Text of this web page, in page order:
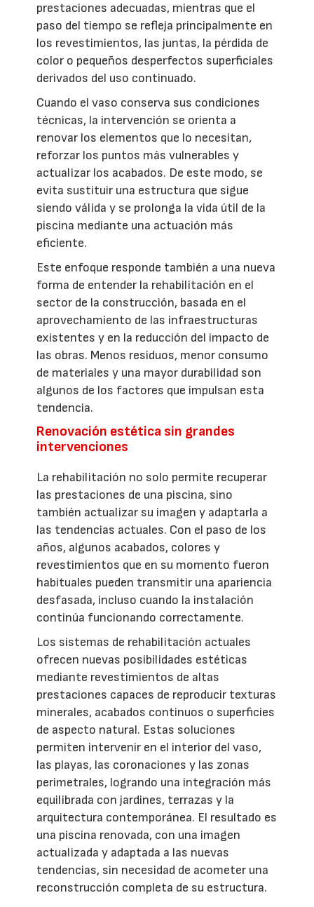
prestaciones adecuadas, mientras que el
paso del tiempo se refleja principalmente en
los revestimientos, las juntas, la pérdida de
color o pequeños desperfectos superficiales
derivados del uso continuado.
Cuando el vaso conserva sus condiciones
técnicas, la intervención se orienta a
renovar los elementos que lo necesitan,
reforzar los puntos más vulnerables y
actualizar los acabados. De este modo, se
evita sustituir una estructura que sigue
siendo válida y se prolonga la vida útil de la
piscina mediante una actuación más
eficiente.
Este enfoque responde también a una nueva
forma de entender la rehabilitación en el
sector de la construcción, basada en el
aprovechamiento de las infraestructuras
existentes y en la reducción del impacto de
las obras. Menos residuos, menor consumo
de materiales y una mayor durabilidad son
algunos de los factores que impulsan esta
tendencia.
Renovación estética sin grandes
intervenciones
La rehabilitación no solo permite recuperar
las prestaciones de una piscina, sino
también actualizar su imagen y adaptarla a
las tendencias actuales. Con el paso de los
años, algunos acabados, colores y
revestimientos que en su momento fueron
habituales pueden transmitir una apariencia
desfasada, incluso cuando la instalación
continúa funcionando correctamente.
Los sistemas de rehabilitación actuales
ofrecen nuevas posibilidades estéticas
mediante revestimientos de altas
prestaciones capaces de reproducir texturas
minerales, acabados continuos o superficies
de aspecto natural. Estas soluciones
permiten intervenir en el interior del vaso,
las playas, las coronaciones y las zonas
perimetrales, logrando una integración más
equilibrada con jardines, terrazas y la
arquitectura contemporánea. El resultado es
una piscina renovada, con una imagen
actualizada y adaptada a las nuevas
tendencias, sin necesidad de acometer una
reconstrucción completa de su estructura.